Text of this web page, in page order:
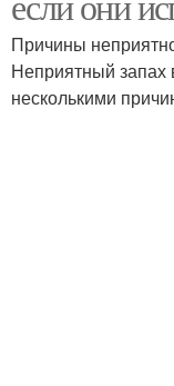
Причины
Неприятный запах
несколькими